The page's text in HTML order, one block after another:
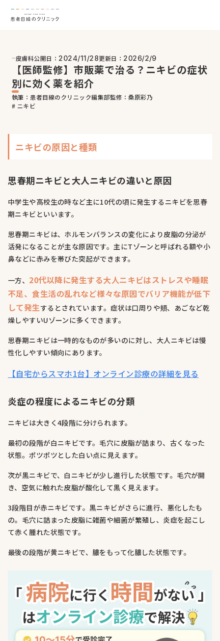
皮膚科公開日： 2024/11/28更新日： 2026/2/9
【医師監修】市販薬で治る？ニキビの症状
別に効く薬を紹介
執筆：患者目線のクリニック編集部監修：桑原彩乃
# ニキビ
ニキビの原因と種類
思春期ニキビと大人ニキビの違いと原因
中学生や高校生の時など主に10代の頃に発生するニキビを思春
期ニキビといいます。
思春期ニキビは、ホルモンバランスの変化により皮脂の分泌が
活発になることが主な原因です。主にTゾーンと呼ばれる額や小
鼻などに赤みを帯びた突起ができます。
一方、 20代以降に発生する大人ニキビはストレスや睡眠
不足、食生活の乱れなど様々な原因でバリア機能が低下
して発生するとされています。症状は口周りや頬、あごなど乾
燥しやすいUゾーンに多くできます。
思春期ニキビは一時的なものが多いのに対し、大人ニキビは慢
性化しやすい傾向にあります。
【自宅からスマホ1台】オンライン診療の詳細を見る
炎症の程度によるニキビの分類
ニキビは大きく4段階に分けられます。
最初の段階が白ニキビです。毛穴に皮脂が詰まり、古くなった
状態。ポツポツとした白い点に見えます。
次が黒ニキビで、白ニキビが少し進行した状態です。毛穴が開
き、空気に触れた皮脂が酸化して黒く見えます。
3段階目が赤ニキビです。黒ニキビがさらに進行、悪化したも
の。毛穴に詰まった皮脂に雑菌や細菌が繁殖し、炎症を起こし
て赤く腫れた状態です。
最後の段階が黄ニキビで、膿をもって化膿した状態です。